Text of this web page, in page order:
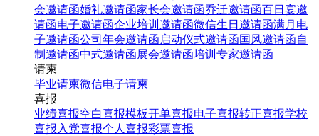
会邀请函婚礼邀请函家长会邀请函乔迁邀请函百日宴邀
请函电子邀请函企业培训邀请函微信生日邀请函满月电
子邀请函公司年会邀请函 启动仪式邀请函国风邀请函自
制邀请函中式邀请函展会邀请函培训专家邀请函
请柬
毕业请柬微信电子请柬
喜报
业绩喜报空白喜报模板开单喜报电子喜报转正喜报学校
喜报 入党喜报个人喜报彩票喜报